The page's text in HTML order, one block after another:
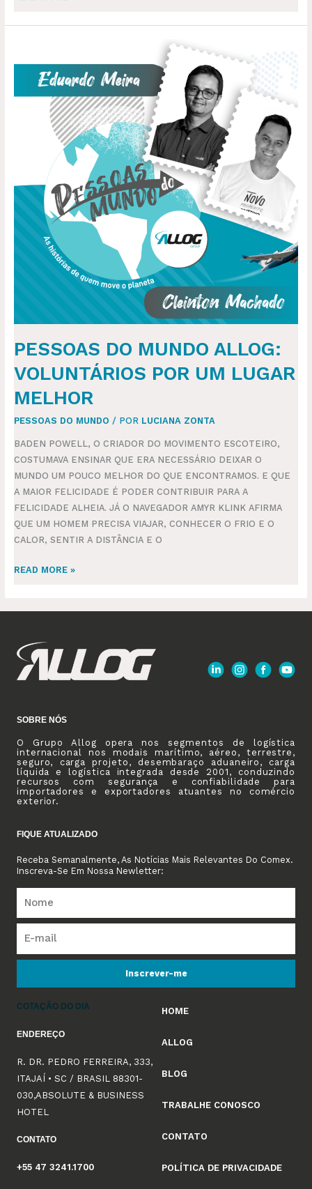
PESSOAS DO MUNDO ALLOG:
VOLUNTÁRIOS POR UM LUGAR
MELHOR
PESSOAS DO MUNDO / POR LUCIANA ZONTA
BADEN POWELL, O CRIADOR DO MOVIMENTO ESCOTEIRO,
COSTUMAVA ENSINAR QUE ERA NECESSÁRIO DEIXAR O
MUNDO UM POUCO MELHOR DO QUE ENCONTRAMOS. E QUE
A MAIOR FELICIDADE É PODER CONTRIBUIR PARA A
FELICIDADE ALHEIA. JÁ O NAVEGADOR AMYR KLINK AFIRMA
QUE UM HOMEM PRECISA VIAJAR, CONHECER O FRIO E O
CALOR, SENTIR A DISTÂNCIA E O
DO
MUNDO
ALLOG:
VOLUNTÁRIOS
MELHOR
READ MORE »
SOBRE NÓS
O Grupo Allog opera nos segmentos de logística
internacional nos modais marítimo, aéreo, terrestre,
seguro, carga projeto, desembaraço aduaneiro, carga
líquida e logística integrada desde 2001, conduzindo
recursos com segurança e confiabilidade para
importadores e exportadores atuantes no comércio
exterior.
FIQUE ATUALIZADO
Receba Semanalmente, As Notícias Mais Relevantes Do Comex.
Inscreva-Se Em Nossa Newletter:
Inscrever-me
COTAÇÃO DO DIA
ENDEREÇO
R. DR. PEDRO FERREIRA, 333,
ITAJAÍ • SC / BRASIL 88301-
030,ABSOLUTE & BUSINESS
HOTEL
CONTATO
+55 47 3241.1700
HOME
ALLOG
BLOG
TRABALHE CONOSCO
CONTATO
POLÍTICA DE PRIVACIDADE